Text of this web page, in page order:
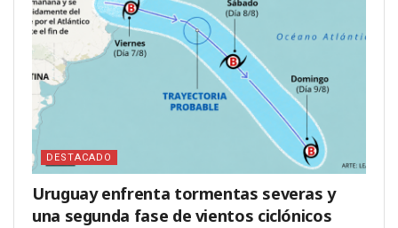
DESTACADO
Uruguay enfrenta tormentas severas y
una segunda fase de vientos ciclónicos